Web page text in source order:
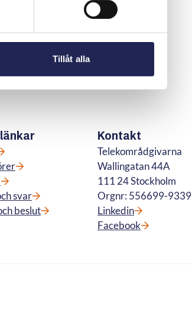
Tillåt alla
svar
beslut
Kontakt
Telekområdgivarna
Wallingatan 44A
111 24 Stockholm
Orgnr: 556699-9339
Linkedin
Facebook